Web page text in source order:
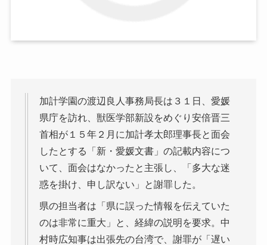
加計学園の渡辺良人事務局長は３１日、愛媛
県庁を訪れ、獣医学部新設をめぐり安倍晋三
首相が１５年２月に加計孝太郎理事長と面会
したとする「新・愛媛文書」の記載内容につ
いて、面会はなかったと主張し、「多大な迷
惑を掛け、申し訳ない」と謝罪した。
県の担当者は「県に誤った情報を伝えていた
のは非常に重大」と、経緯の説明を要求。中
村時広知事は出張先の台湾で、謝罪が「遅い